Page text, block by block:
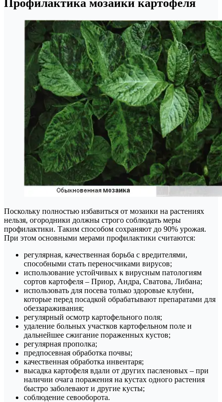
Профилактика мозаики картофеля
Поскольку полностью избавиться от мозаики на растениях
нельзя, огородники должны строго соблюдать меры
профилактики. Таким способом сохраняют до 90% урожая.
При этом основными мерами профилактики считаются:
регулярная, качественная борьба с вредителями,
способными стать переносчиками вирусов;
использование устойчивых к вирусным патологиям
сортов картофеля – Приор, Андра, Сватова, Либана;
использовать для посева только здоровые клубни,
которые перед посадкой обрабатывают препаратами для
обеззараживания;
регулярный осмотр картофельного поля;
удаление больных участков картофельном поле и
дальнейшее сжигание пораженных кустов;
регулярная прополка;
предпосевная обработка почвы;
качественная обработка инвентаря;
высадка картофеля вдали от других пасленовых – при
наличии очага поражения на кустах одного растения
быстро заболевают и другие кусты;
соблюдение севооборота.